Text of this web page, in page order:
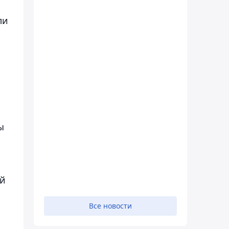
Все новости